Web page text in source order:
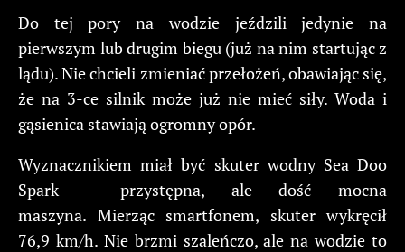
Do tej pory na wodzie jeździli jedynie na
pierwszym lub drugim biegu (już na nim startując z
lądu). Nie chcieli zmieniać przełożeń, obawiając się,
że na 3-ce silnik może już nie mieć siły. Woda i
gąsienica stawiają ogromny opór.
Wyznacznikiem miał być skuter wodny Sea Doo
Spark – przystępna, ale dość mocna
maszyna. Mierząc smartfonem, skuter wykręcił
76,9 km/h. Nie brzmi szaleńczo, ale na wodzie to